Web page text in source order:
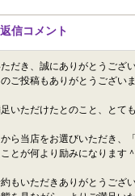
信コメント
だき、誠にありがとうござ
ご投稿もありがとうございま
いただけたとのこと、とて
ら当店をお選びいただき、
とが何より励みになります
もいただきありがとうござ